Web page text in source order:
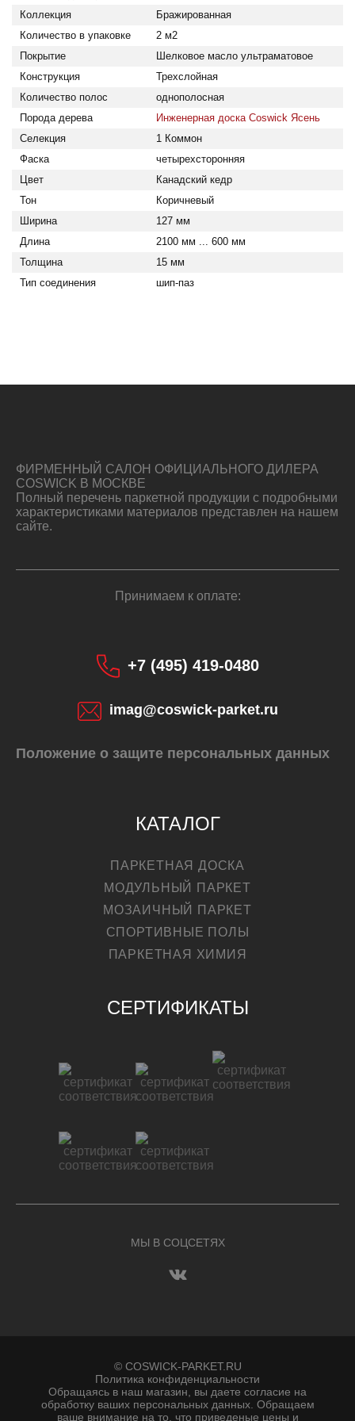
Коллекция
Бражированная
Количество в упаковке
2 м2
Покрытие
Шелковое масло ультраматовое
Конструкция
Трехслойная
Количество полос
однополосная
Порода дерева
Инженерная доска Coswick Ясень
Селекция
1 Коммон
Фаска
четырехсторонняя
Цвет
Канадский кедр
Тон
Коричневый
Ширина
127 мм
Длина
2100 мм ... 600 мм
Толщина
15 мм
Тип соединения
шип-паз
КУПИТЬ
ФИРМЕННЫЙ САЛОН ОФИЦИАЛЬНОГО ДИЛЕРА
COSWICK В МОСКВЕ
Полный перечень паркетной продукции с подробными
характеристиками материалов представлен на нашем
сайте.
Принимаем к оплате:
+7 (495) 419-0480
imag@coswick-parket.ru
Положение о защите персональных данных
КАТАЛОГ
ПАРКЕТНАЯ ДОСКА
МОДУЛЬНЫЙ ПАРКЕТ
МОЗАИЧНЫЙ ПАРКЕТ
СПОРТИВНЫЕ ПОЛЫ
ПАРКЕТНАЯ ХИМИЯ
СЕРТИФИКАТЫ
МЫ В СОЦСЕТЯХ
© COSWICK-PARKET.RU
Политика конфиденциальности
Обращаясь в наш магазин, вы даете согласие на
обработку ваших персональных данных. Oбращаем
вaше внимaние нa то, что пpиведеные цeны и